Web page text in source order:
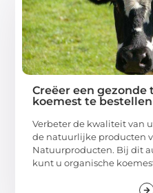
Creëer een
koemest te bestellen
Verbeter de kwaliteit van
de natuurlijke producten
Natuurproducten. Bij dit
kunt u organische